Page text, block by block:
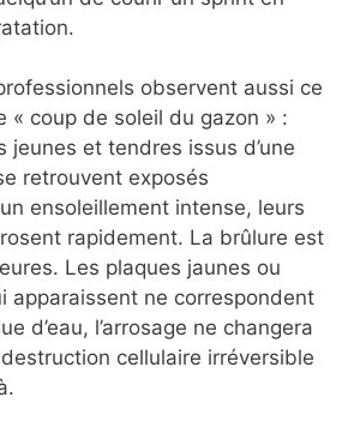
observent aussi ce
« coup de soleil du gazon » :
jeunes et tendres issus d’une
retrouvent exposés
ensoleillement intense, leurs
rapidement. La brûlure est
Les plaques jaunes ou
apparaissent ne correspondent
d’eau, l’arrosage ne changera
destruction cellulaire irréversible